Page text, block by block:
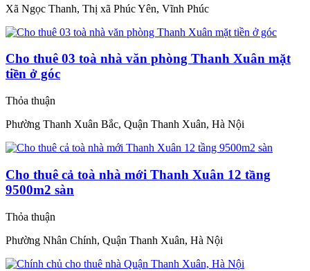
Xã Ngọc Thanh, Thị xã Phúc Yên, Vĩnh Phúc
Cho thuê 03 toà nhà văn phòng Thanh Xuân mặt
tiền ở góc
Thỏa thuận
Phường Thanh Xuân Bắc, Quận Thanh Xuân, Hà Nội
Cho thuê cả toà nhà mới Thanh Xuân 12 tầng
9500m2 sàn
Thỏa thuận
Phường Nhân Chính, Quận Thanh Xuân, Hà Nội